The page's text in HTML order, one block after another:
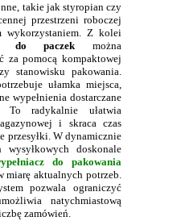
takie jak styropian czy
przestrzeni roboczej
wykorzystaniem. Z kolei
do paczekmożna
za pomocą kompaktowej
stanowisku pakowania.
ułamka miejsca,
wypełnienia dostarczane
To radykalnie ułatwia
i skraca czas
przesyłki. W dynamicznie
doskonale
do pakowania
miarę aktualnych potrzeb.
pozwala ograniczyć
natychmiastową
zamówień.